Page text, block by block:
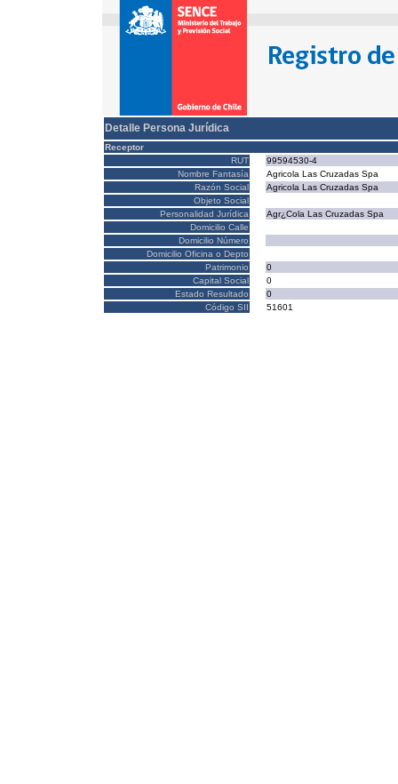
Detalle Persona Jurídica
Receptor
RUT
99594530-4
Nombre Fantasía
Agricola Las Cruzadas Spa
Razón Social
Agricola Las Cruzadas Spa
Objeto Social
Personalidad Jurídica
Agr¿Cola Las Cruzadas Spa
Domicilio Calle
Domicilio Número
Domicilio Oficina o Depto
Patrimonio
0
Capital Social
0
Estado Resultado
0
Código SII
51601